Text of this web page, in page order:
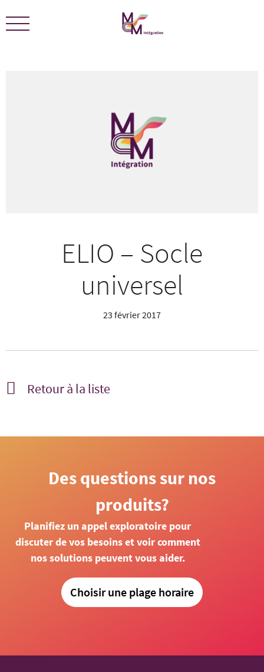
Nous sommes certifiés ÉCOLEADERS -
certificat
ELIO – Socle
universel
23 février 2017
Retour à la liste
Des questions sur nos
produits?
Planifiez un appel exploratoire pour
discuter de vos besoins et voir comment
nos solutions peuvent vous aider.
Choisir une plage horaire